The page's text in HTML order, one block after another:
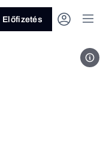
Előfizetés